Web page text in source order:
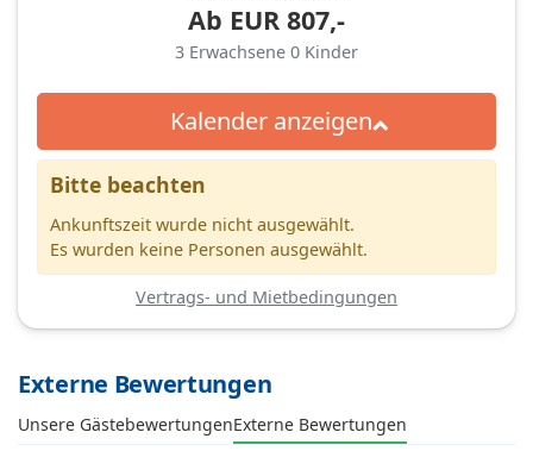
Ab EUR 807,-
3 Erwachsene 0 Kinder
Kalender anzeigen
Bitte beachten
Ankunftszeit wurde nicht ausgewählt.
Es wurden keine Personen ausgewählt.
Vertrags- und Mietbedingungen
Externe Bewertungen
Unsere GästebewertungenExterne Bewertungen